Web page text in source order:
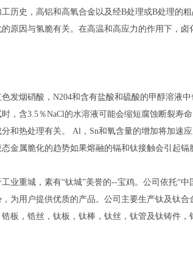
历史，高铝和高氧合金以及经B处理或B处理的
原因与氢脆有关。在高温和高应力的作用下，
发烟硝酸，N204和含有盐酸和硫酸的甲醇溶液
，含3.5％NaCl的水溶液可能会缩短腐蚀断裂寿
和热处理有关。 Al，Sn和氧含量的增加将加速
金属脆化的趋势如果熔融的镉和钛接触会引起
业重城，素有“钛城”美誉的--宝鸡。公司依托“
为用户提供优质的产品。公司主要生产钛及钛
锆板，锆丝，钛板，钛棒，钛丝，钛管及钛铸件